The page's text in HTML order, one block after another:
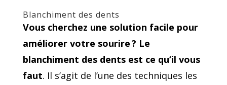
Blanchiment des dents
Vous cherchez une solution facile pour
améliorer votre sourire ? Le
blanchiment des dents est ce qu’il vous
faut. Il s’agit de l’une des techniques les